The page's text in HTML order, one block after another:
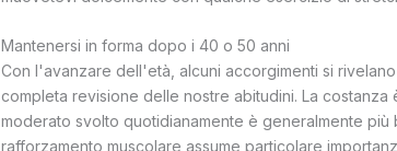
Mantenersi in forma dopo i 40 o 50 anni
Con l'avanzare dell'età, alcuni accorgimenti si
completa revisione delle nostre abitudini. La
moderato svolto quotidianamente è generalmente più
rafforzamento muscolare assume particolare